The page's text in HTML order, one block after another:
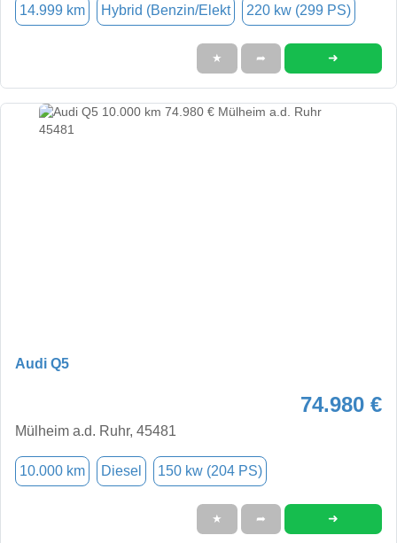
14.999 km Hybrid (Benzin/Elekt 220 kw (299 PS)
★ ➦ ➜
Audi Q5
74.980 €
Mülheim a.d. Ruhr, 45481
10.000 km Diesel 150 kw (204 PS)
★ ➦ ➜